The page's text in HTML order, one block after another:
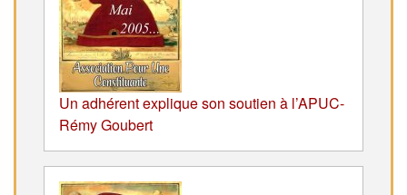
Un adhérent explique son soutien à l’APUC-
Rémy Goubert